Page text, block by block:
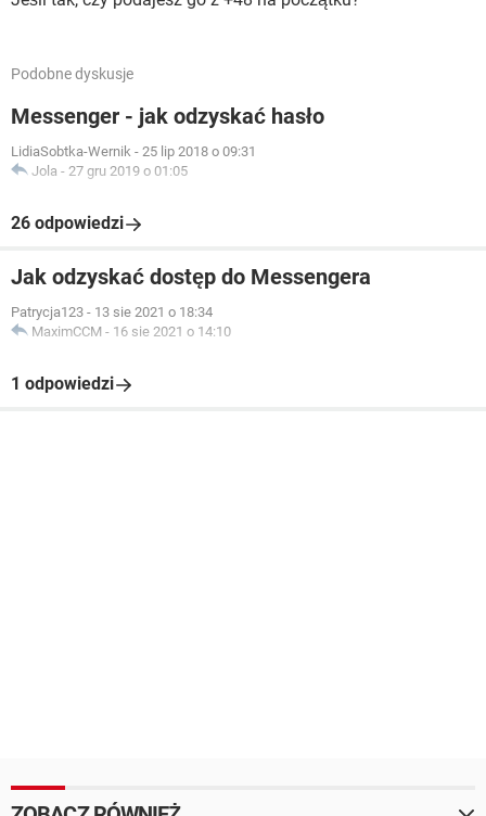
Podobne dyskusje
Messenger - jak odzyskać hasło
LidiaSobtka-Wernik - 25 lip 2018 o 09:31
Jola - 27 gru 2019 o 01:05
26 odpowiedzi
Jak odzyskać dostęp do Messengera
Patrycja123 - 13 sie 2021 o 18:34
MaximCCM - 16 sie 2021 o 14:10
1 odpowiedzi